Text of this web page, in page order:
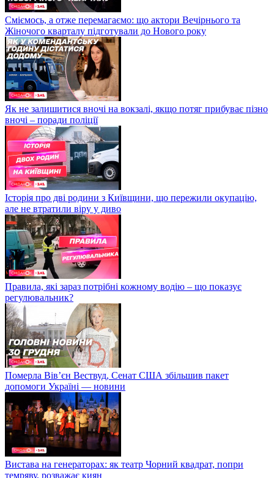
Сміємось, а отже перемагаємо: що актори Вечірнього та
Жіночого кварталу підготували до Нового року
Як не залишитися вночі на вокзалі, якщо потяг прибуває пізно
вночі – поради поліції
Історія про дві родини з Київщини, що пережили окупацію,
але не втратили віру у диво
Правила, які зараз потрібні кожному водію – що показує
регулювальник?
Померла Вівʼєн Вествуд, Сенат США збільшив пакет
допомоги Україні — новини
Вистава на генераторах: як театр Чорний квадрат, попри
темряву, розважає киян